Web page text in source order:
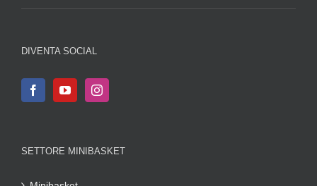
DIVENTA SOCIAL
SETTORE MINIBASKET